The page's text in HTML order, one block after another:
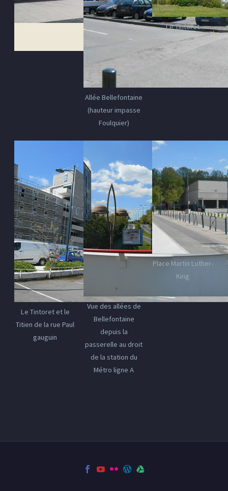
Allée Bellefontaine
(hauteur impasse
Foulquier)
Le Tintoret
Le Tintoret et le
Titien de la rue Paul
gauguin
Vue des allées de
Bellefontaine
depuis la
passerelle au droit
de la station du
Métro ligne A
Place Martin Luther-
King